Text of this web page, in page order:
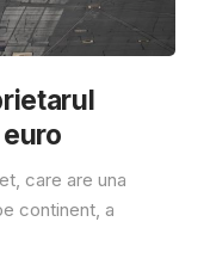
care are una
continent, a